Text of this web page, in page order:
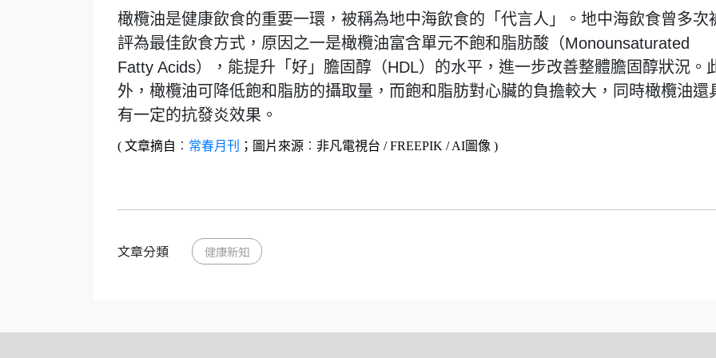
橄欖油是健康飲食的重要一環，被稱為地中海飲食的「代言人」。地中海飲食曾多次
評為最佳飲食方式，原因之一是橄欖油富含單元不飽和脂肪酸（Monounsaturated
Fatty Acids），能提升「好」膽固醇（HDL）的水平，進一步改善整體膽固醇狀況。
外，橄欖油可降低飽和脂肪的攝取量，而飽和脂肪對心臟的負擔較大，同時橄欖油還
有一定的抗發炎效果。
( 文章摘自 ︰ 常春月刊 ；圖片來源 ︰ 非凡電視台 / FREEPIK / AI圖像 )
文章分類 健康新知